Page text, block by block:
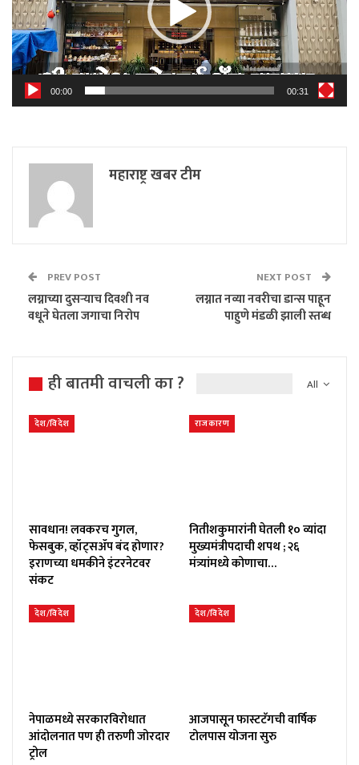
00:00 00:31
महाराष्ट्र खबर टीम
PREV POST
लग्नाच्या दुसऱ्याच दिवशी नव
वधूने घेतला जगाचा निरोप
NEXT POST
लग्नात नव्या नवरीचा डान्स पाहून
पाहुणे मंडळी झाली स्तब्ध
All
ही बातमी वाचली का ?
देश/विदेश
सावधान! लवकरच गुगल,
फेसबुक, व्हॉट्सॲप बंद होणार?
इराणच्या धमकीने इंटरनेटवर
संकट
राजकारण
नितीशकुमारांनी घेतली १० व्यांदा
मुख्यमंत्रीपदाची शपथ ; २६
मंत्र्यांमध्ये कोणाचा…
देश/विदेश
नेपाळमध्ये सरकारविरोधात
आंदोलनात पण ही तरुणी जोरदार
ट्रोल
देश/विदेश
आजपासून फास्टटॅगची वार्षिक
टोलपास योजना सुरु